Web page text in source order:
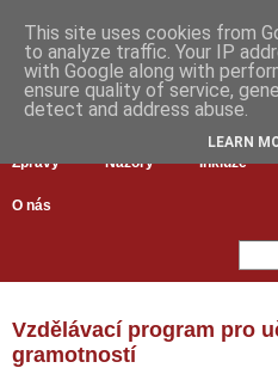
Zprávy Názory Inkluze
O nás
Vzdělávací program pro
gramotností
This site uses cookies from
to analyze traffic. Your IP
with Google along with
ensure quality of service,
detect and address abuse.
LEARN